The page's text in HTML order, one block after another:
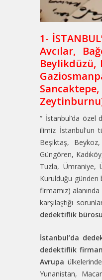
1-
Avcılar,
Beylikdüzü,
“ İstanbul’da özel
ilimiz İstanbul'un
Beşiktaş,
Güngören,
Tuzla, Ümraniye,
Kurulduğu
firmamız) alanında
karşılaştığı
dedektiflik bürosu
İstanbul’da
dedektiflik
Avrupa
Yunanistan,